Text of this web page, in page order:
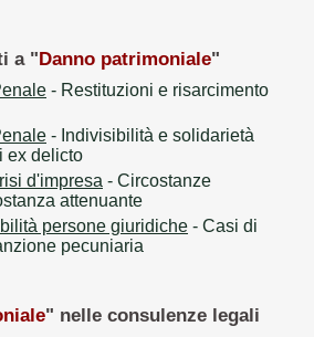
a "Danno patrimoniale"
- Restituzioni e risarcimento
- Indivisibilità e solidarietà
ex delicto
d'impresa - Circostanze
attenuante
persone giuridiche - Casi di
pecuniaria
" nelle consulenze legali